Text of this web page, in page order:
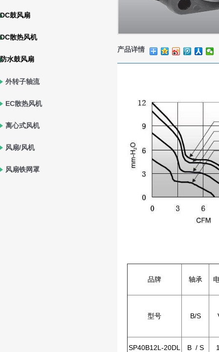
DC鼓风扇
DC散热风机
防水鼓风扇
外转子轴流
风机
EC散热风机
离心式风机
风扇/风机
风扇铁网罩
产品详情
品牌 轴承
型号 B/S
SP40B12L-20DL B / S